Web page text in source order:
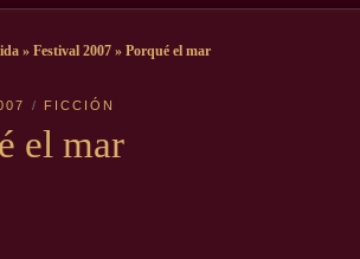
» Festival 2007 » Porqué el mar
FICCIÓN
el mar